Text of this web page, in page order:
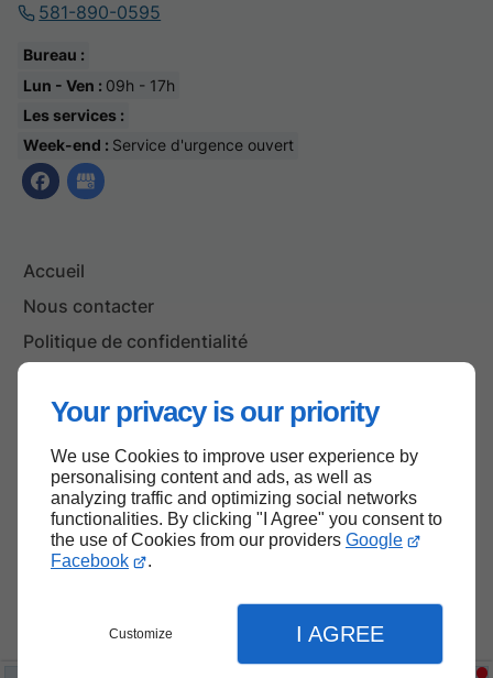
Your privacy is our priority
We use Cookies to improve user experience by
personalising content and ads, as well as
analyzing traffic and optimizing social networks
functionalities. By clicking "I Agree" you consent to
the use of Cookies from our providers Google
Facebook
.
Customize I AGREE
581-890-0595
Bureau :
Lun - Ven : 09h - 17h
Les services :
Week-end : Service d'urgence ouvert
Accueil
Nous contacter
Politique de confidentialité
Haut de page